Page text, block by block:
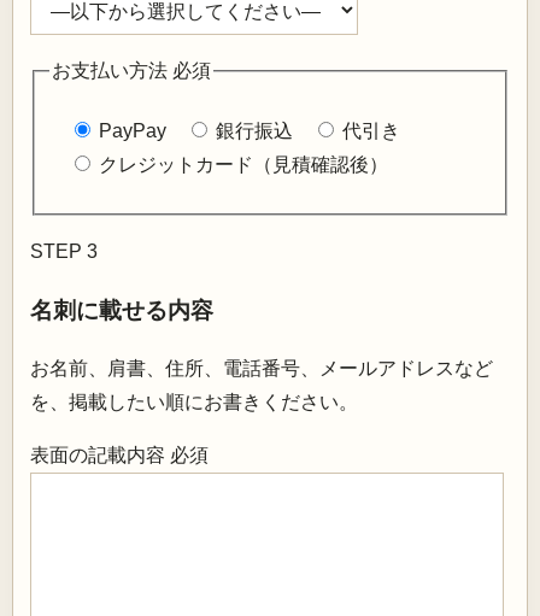
お支払い方法 必須
PayPay 銀行振込
代引き
クレジットカード（見積確認後）
STEP 3
名刺に載せる内容
お名前、肩書、住所、電話番号、メールアドレスなど
を、掲載したい順にお書きください。
表面の記載内容 必須